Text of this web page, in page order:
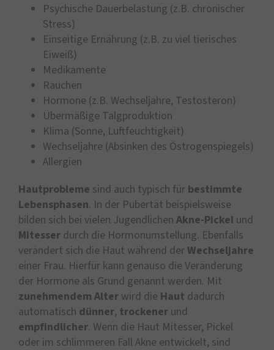
Psychische Dauerbelastung (z.B. chronischer
Stress)
Einseitige Ernährung (z.B. zu viel tierisches
Eiweiß)
Medikamente
Rauchen
Hormone (z.B. Wechseljahre, Testosteron)
Übermäßige Talgproduktion
Klima (Sonne, Luftfeuchtigkeit)
Wechseljahre (Absinken des Östrogenspiegels)
Allergien
Hautprobleme sind auch typisch für bestimmte
Lebensphasen. In der Pubertät beispielsweise
bilden sich bei vielen Jugendlichen Akne-Pickel und
Mitesser durch die Hormonumstellung. Ebenfalls
verändert sich die Haut während derWechseljahre
einer Frau. Hierfür kann genauso die Veränderung
der Hormone als Grund genannt werden. Mit
zunehmendem Alter wird die Haut dadurch
automatisch dünner, trockener und
empfindlicher. Wenn die Haut Mitesser, Pickel
oder im schlimmeren Fall Akne entwickelt, sind